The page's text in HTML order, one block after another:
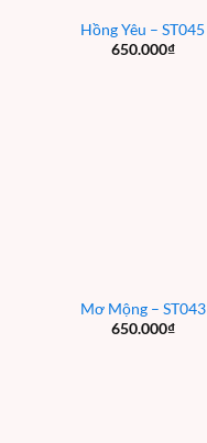
Hồng Yêu – ST045
650.000₫
Mơ Mộng – ST043
650.000₫